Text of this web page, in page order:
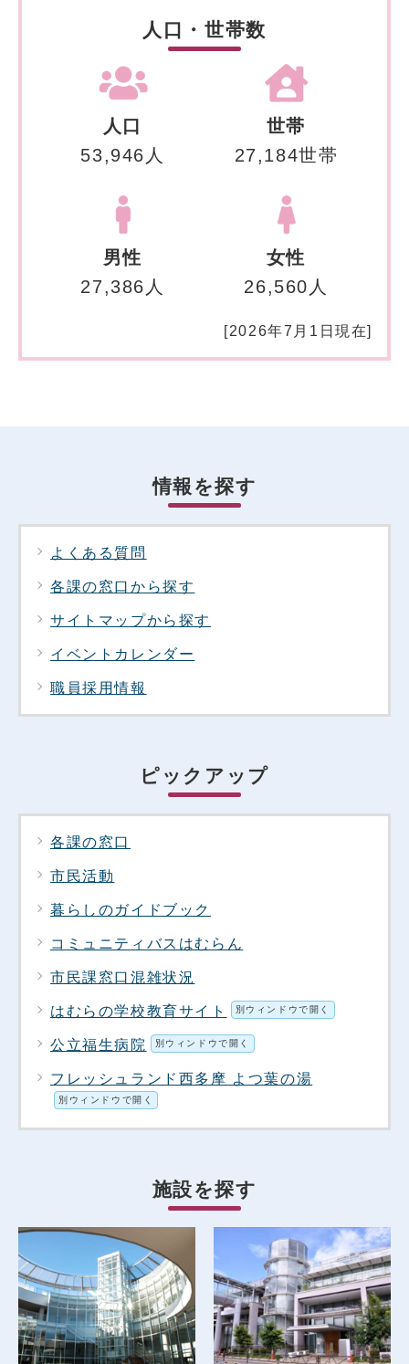
人口・世帯数
人口
53,946人
世帯
27,184世帯
男性
27,386人
女性
26,560人
[2026年7月1日現在]
情報を探す
よくある質問
各課の窓口から探す
サイトマップから探す
イベントカレンダー
職員採用情報
ピックアップ
各課の窓口
市民活動
暮らしのガイドブック
コミュニティバスはむらん
市民課窓口混雑状況
はむらの学校教育サイト 別ウィンドウで開く
公立福生病院 別ウィンドウで開く
フレッシュランド西多摩 よつ葉の湯
別ウィンドウで開く
施設を探す